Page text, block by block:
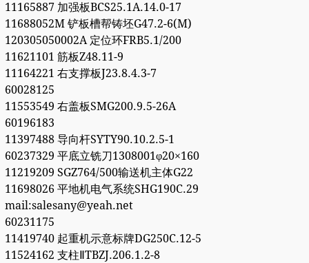
11165887 加强板BCS25.1A.14.0-17
11688052M 铲板槽帮铸坯G47.2-6(M)
120305050002A 定位环FRB5.1/200
11621101 筋板Z48.11-9
11164221 右支撑板J23.8.4.3-7
60028125
11553549 右盖板SMG200.9.5-26A
60196183
11397488 导向杆SYTY90.10.2.5-1
60237329 平底立铣刀1308001φ20×160
11219209 SGZ764/500输送机主体G22
11698026 平地机电气系统SHG190C.29
mail:salesany@yeah.net
60231175
11419740 起重机示意标牌DG250C.12-5
11524162 支柱ⅡTBZJ.206.1.2-8